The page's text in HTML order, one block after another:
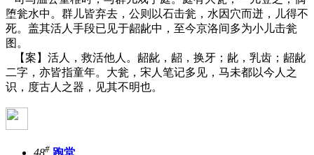
堕瓮水中。群儿皆弃去，公则以石击瓮，水因穴而迸，儿得不
死。盖其活人手段已见于龆龀中，至今京洛间多为小儿击瓮
图。
【案】活人，救活他人。龆龀，龆，换牙；龀，乳齿；龆龀
二字，亦皆指童年。大瓮，宋人笔记多见，马未都以今人之
识，度古人之器，见其不明也。
#